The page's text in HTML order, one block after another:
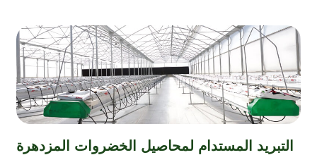
المستدام لمحاصيل الخضروات المزدهرة